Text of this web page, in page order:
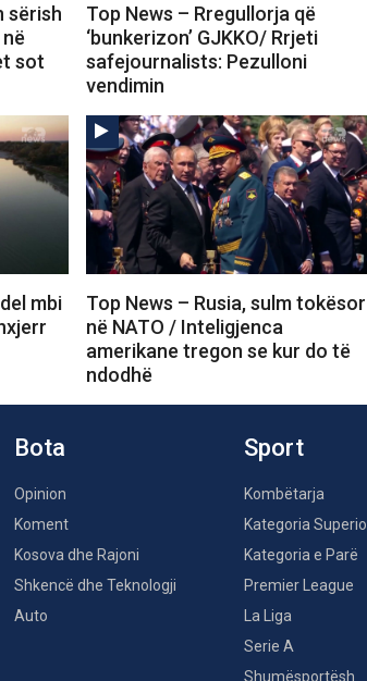
sërish
sot
Top News – Rregullorja që
‘bunkerizon’ GJKKO/ Rrjeti
safejournalists: Pezulloni
vendimin
mbi
Top News – Rusia, sulm tokësor
në NATO / Inteligjenca
amerikane tregon se kur do të
ndodhë
Bota
Opinion
Koment
Kosova dhe Rajoni
Shkencë dhe Teknologji
Auto
Sport
Kombëtarja
Kategoria
Kategoria e Parë
Premier League
La Liga
Serie A
Shumësportësh